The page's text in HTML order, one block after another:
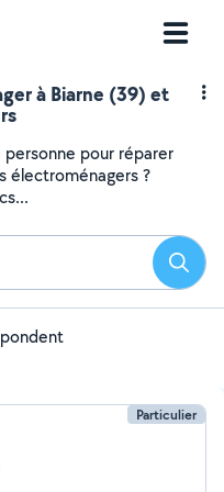
à Biarne (39) et
pour réparer
électroménagers ?
Particulier